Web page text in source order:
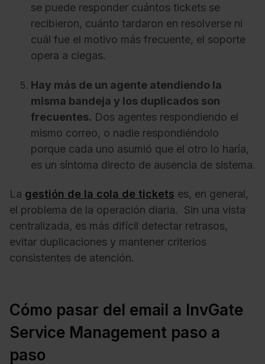
se puede responder cuántos tickets se
recibieron, cuánto tardaron en resolverse ni
cuál fue el motivo más frecuente, el soporte
opera a ciegas.
Hay más de un agente atendiendo la
misma bandeja y los duplicados son
frecuentes. Dos agentes respondiendo el
mismo correo, o nadie respondiéndolo
porque cada uno asumió que el otro lo haría,
es un síntoma directo de ausencia de sistema.
La gestión de la cola de tickets es, en general,
el problema de la operación diaria. Sin una vista
centralizada, es más difícil detectar retrasos,
evitar duplicaciones y mantener criterios
consistentes de atención.
Cómo pasar del email a InvGate
Service Management paso a
paso